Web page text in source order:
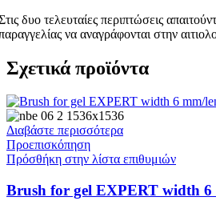
δυο τελευταίες περιπτώσεις
να αναγράφονται στην
Σχετικά προϊόντα
Διαβάστε περισσότερα
Προεπισκόπηση
Πρόσθήκη στην λίστα επιθυμιών
Brush for gel EXPERT width 6